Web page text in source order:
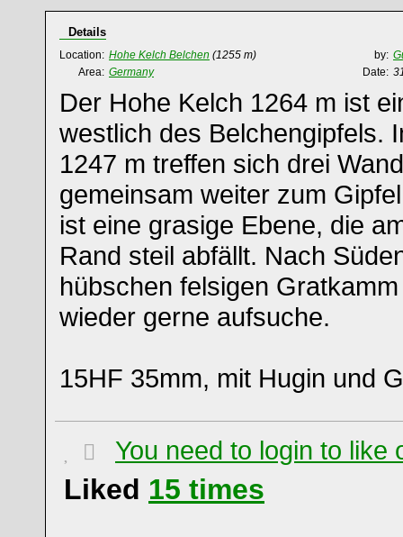
Details
Location: Hohe Kelch Belchen (1255 m) by:
Area: Germany Date:
Der Hohe Kelch 1264 m ist
westlich des Belchengipfels.
1247 m treffen sich drei
gemeinsam weiter zum
ist eine grasige Ebene, die
Rand steil abfällt. Nach
hübschen felsigen
wieder gerne aufsuche.
15HF 35mm, mit Hugin und
You need to login to like
Liked 15 times